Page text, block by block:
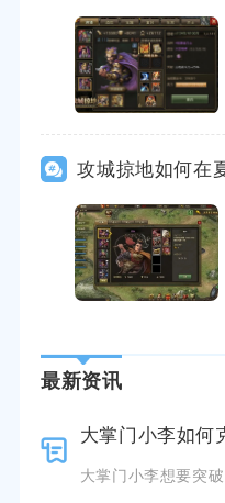
攻城掠地如何在
最新资讯